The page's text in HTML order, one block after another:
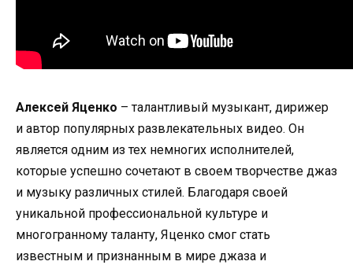
Алексей Яценко – талантливый музыкант, дирижер
и автор популярных развлекательных видео. Он
является одним из тех немногих исполнителей,
которые успешно сочетают в своем творчестве джаз
и музыку различных стилей. Благодаря своей
уникальной профессиональной культуре и
многогранному таланту, Яценко смог стать
известным и признанным в мире джаза и